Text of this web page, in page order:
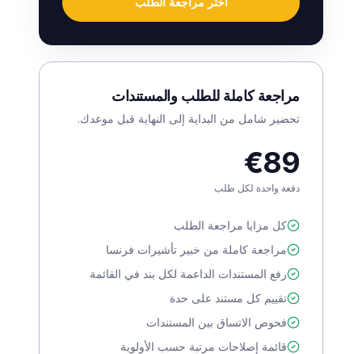
مراجعة كاملة للطلب والمستندات
تحضير شامل من البداية إلى النهاية قبل موعدك.
€89
دفعة واحدة لكل طلب
كل مزايا مراجعة الطلب
مراجعة كاملة من خبير تأشيرات فرنسا
رفع المستندات الداعمة لكل بند في القائمة
تقييم كل مستند على حدة
فحوص الاتساق بين المستندات
قائمة إصلاحات مرتبة حسب الأولوية